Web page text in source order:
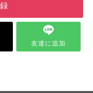
友達に追加